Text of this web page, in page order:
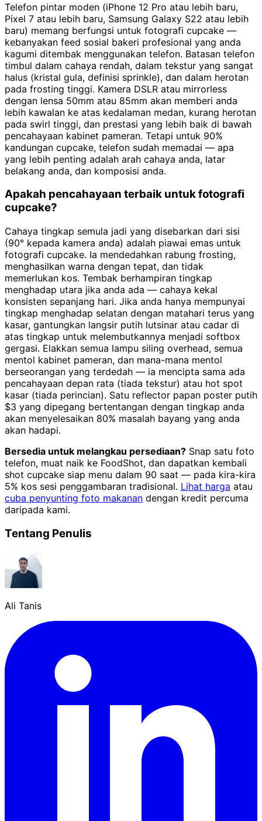
Telefon pintar moden (iPhone 12 Pro atau lebih baru,
Pixel 7 atau lebih baru, Samsung Galaxy S22 atau lebih
baru) memang berfungsi untuk fotografi cupcake —
kebanyakan feed sosial bakeri profesional yang anda
kagumi ditembak menggunakan telefon. Batasan telefon
timbul dalam cahaya rendah, dalam tekstur yang sangat
halus (kristal gula, definisi sprinkle), dan dalam herotan
pada frosting tinggi. Kamera DSLR atau mirrorless
dengan lensa 50mm atau 85mm akan memberi anda
lebih kawalan ke atas kedalaman medan, kurang herotan
pada swirl tinggi, dan prestasi yang lebih baik di bawah
pencahayaan kabinet pameran. Tetapi untuk 90%
kandungan cupcake, telefon sudah memadai — apa
yang lebih penting adalah arah cahaya anda, latar
belakang anda, dan komposisi anda.
Apakah pencahayaan terbaik untuk fotografi
cupcake?
Cahaya tingkap semula jadi yang disebarkan dari sisi
(90° kepada kamera anda) adalah piawai emas untuk
fotografi cupcake. Ia mendedahkan rabung frosting,
menghasilkan warna dengan tepat, dan tidak
memerlukan kos. Tembak berhampiran tingkap
menghadap utara jika anda ada — cahaya kekal
konsisten sepanjang hari. Jika anda hanya mempunyai
tingkap menghadap selatan dengan matahari terus yang
kasar, gantungkan langsir putih lutsinar atau cadar di
atas tingkap untuk melembutkannya menjadi softbox
gergasi. Elakkan semua lampu siling overhead, semua
mentol kabinet pameran, dan mana-mana mentol
berseorangan yang terdedah — ia mencipta sama ada
pencahayaan depan rata (tiada tekstur) atau hot spot
kasar (tiada perincian). Satu reflector papan poster putih
$3 yang dipegang bertentangan dengan tingkap anda
akan menyelesaikan 80% masalah bayang yang anda
akan hadapi.
Bersedia untuk melangkau persediaan? Snap satu foto
telefon, muat naik ke FoodShot, dan dapatkan kembali
shot cupcake siap menu dalam 90 saat — pada kira-kira
5% kos sesi penggambaran tradisional. Lihat harga atau
cuba penyunting foto makanan dengan kredit percuma
daripada kami.
Tentang Penulis
Ali Tanis